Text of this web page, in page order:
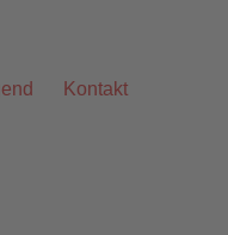
Kontakt